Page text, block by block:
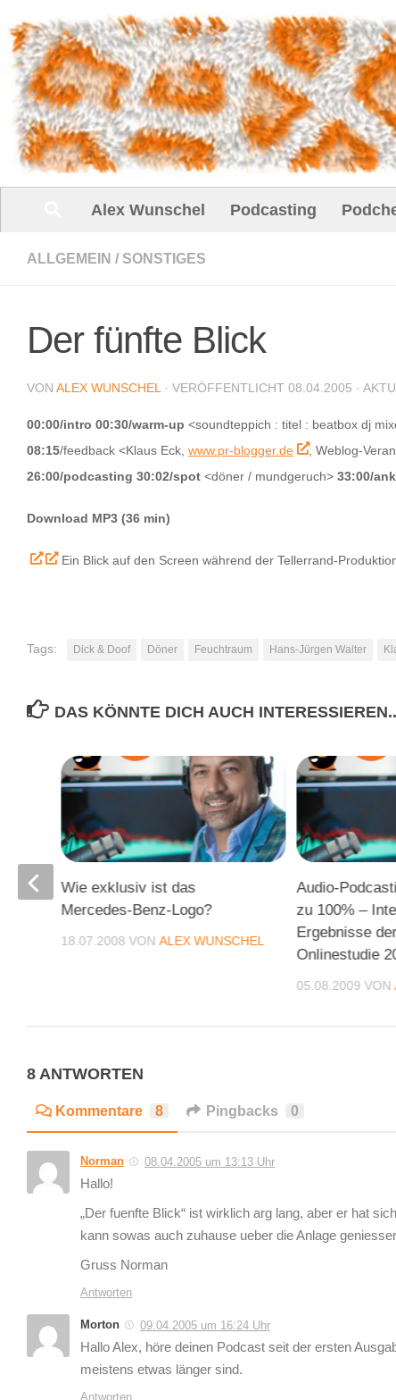
Unter dem Inhalt
Alex Wunschel Podcasting
ALLGEMEIN / SONSTIGES
Der fünfte Blick
VON ALEX WUNSCHEL · VERÖFFENTLICHT 08.04.2005 ·
00:00/intro 00:30/warm-up <soundteppich : titel : beatbox dj
08:15/feedback <Klaus Eck, www.pr-blogger.de , Weblog-
26:00/podcasting 30:02/spot <döner / mundgeruch> 33:00/
Download MP3 (36 min)
Ein Blick auf den Screen während der Tellerrand-
Tags: Dick & Doof Döner Feuchtraum Hans-Jürgen Walter
DAS KÖNNTE DICH AUCH
Audio-
zu 100% –
Ergebnisse
Onlinestudie
05.08.2009 VON
Wie exklusiv ist das
Mercedes-Benz-Logo?
18.07.2008 VONALEX WUNSCHEL
8 ANTWORTEN
Kommentare 8 Pingbacks 0
Norman 08.04.2005 um 13:13 Uhr
Hallo!
„Der fuenfte Blick“ ist wirklich arg lang, aber er hat
kann sowas auch zuhause ueber die Anlage
Gruss Norman
Antworten
Morton 09.04.2005 um 16:24 Uhr
Hallo Alex, höre deinen Podcast seit der ersten
meistens etwas länger sind.
Antworten